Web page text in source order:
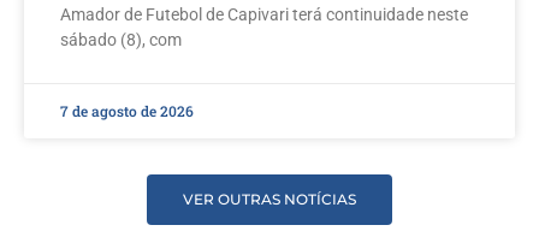
Amador de Futebol de Capivari terá continuidade neste
sábado (8), com
7 de agosto de 2026
VER OUTRAS NOTÍCIAS